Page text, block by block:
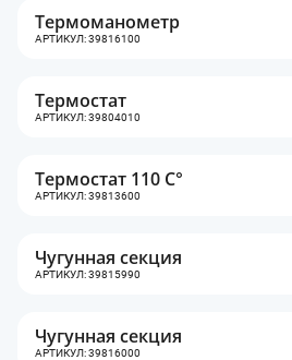
Термоманометр
АРТИКУЛ: 39816100
Термостат
АРТИКУЛ: 39804010
Термостат 110 C°
АРТИКУЛ: 39813600
Чугунная секция
АРТИКУЛ: 39815990
Чугунная секция
АРТИКУЛ: 39816000